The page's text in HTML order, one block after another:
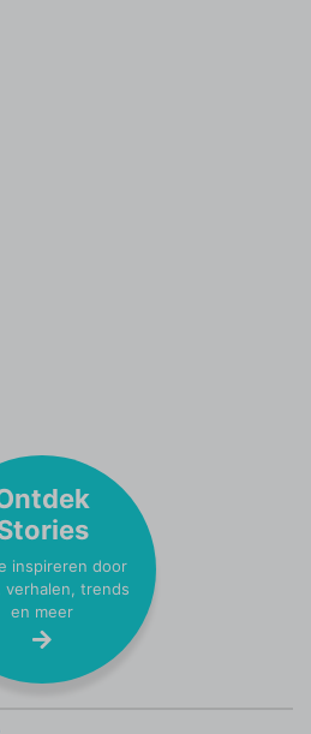
inspireren door
verhalen, trends
en meer